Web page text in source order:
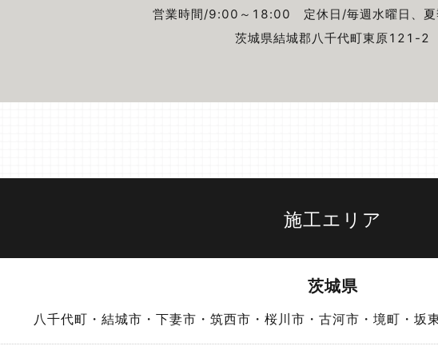
営業時間/9:00～18:00 定休日/毎週⽔曜⽇、
茨城県結城郡⼋千代町東原121-2
施工エリア
茨城県
八千代町・結城市・下妻市・筑西市・桜川市・古河市・境町・坂